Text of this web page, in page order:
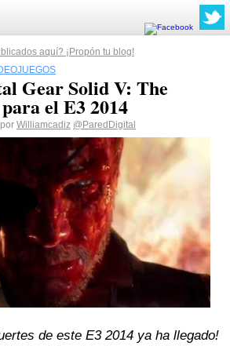
aquí? ¡Propón tu blog!
Gear Solid V: The
el E3 2014
Williamcadiz @ParedDigital
de este E3 2014 ya ha llegado!